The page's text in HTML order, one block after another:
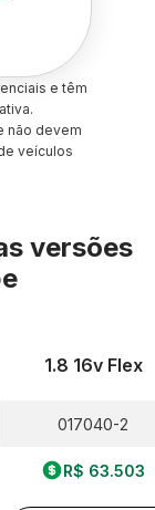
e têm
não devem
veículos
versões
1.8 16v Flex
017040-2
R$ 63.503